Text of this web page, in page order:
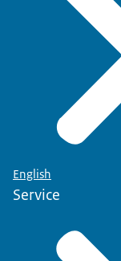
English
Service